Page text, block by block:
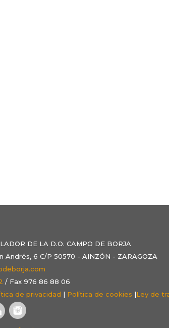
DE LA D.O. CAMPO DE BORJA
Andrés, 6 C/P 50570 - AINZÓN - ZARAGOZA
/ Fax 976 86 88 06
de privacidad | Política de cookies |Ley de